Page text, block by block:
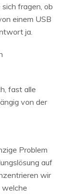
fragen, ob
einem USB
ja.
fast alle
von der
Problem
auf
wir
welche